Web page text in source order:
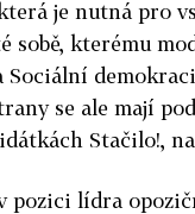
je nutná pro
kterému
se ale mají
Stačilo!,
pozici lídra